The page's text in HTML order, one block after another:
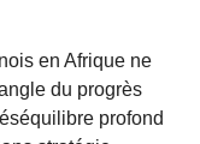
en Afrique ne
du progrès
profond